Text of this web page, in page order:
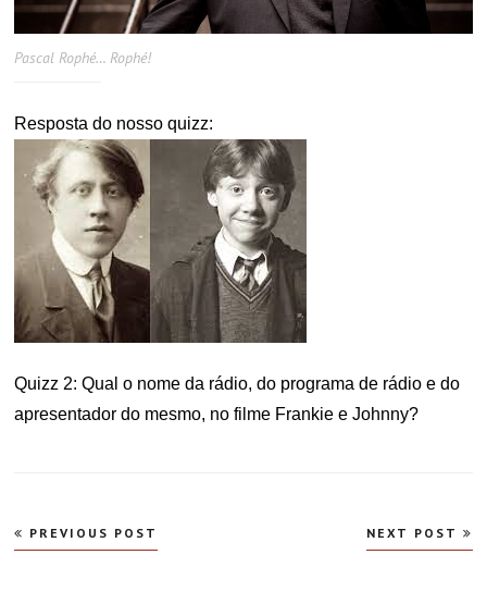
Pascal Rophé… Rophé!
Resposta do nosso quizz:
Quizz 2: Qual o nome da rádio, do programa de rádio e do
apresentador do mesmo, no filme Frankie e Johnny?
Navegação
de
PREVIOUS POST NEXT POST